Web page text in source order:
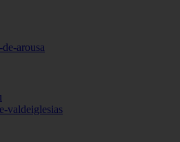
arousa
valdeiglesias